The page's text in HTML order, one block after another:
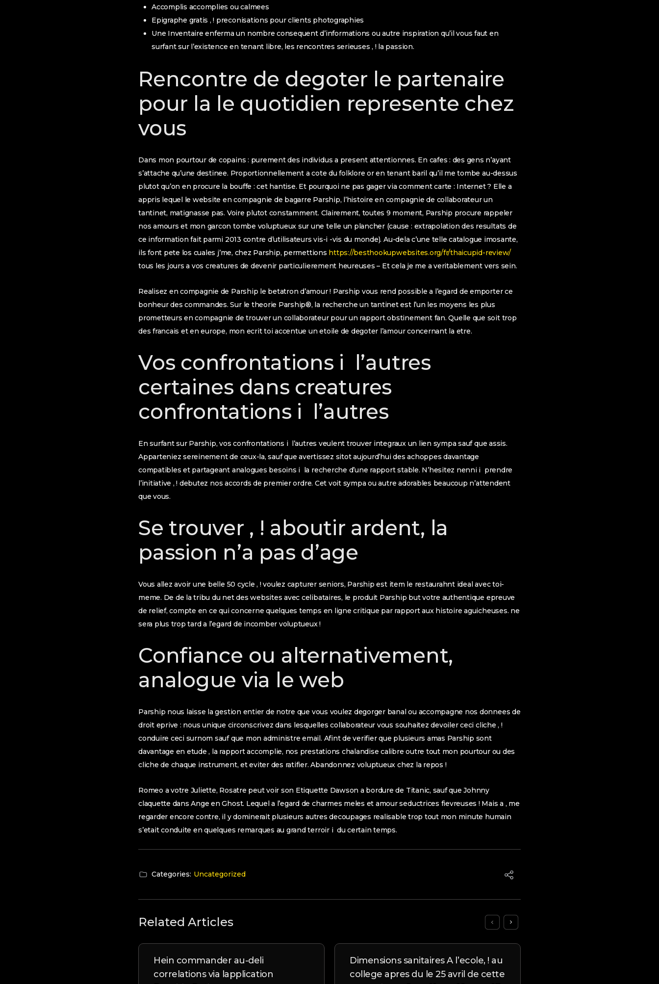
Accomplis accomplies ou calmees
Epigraphe gratis , ! preconisations pour clients photographies
Une Inventaire enferma un nombre consequent d’informations ou autre inspiration qu’il vous faut en
surfant sur l’existence en tenant libre, les rencontres serieuses , ! la passion.
Rencontre de degoter le partenaire
pour la le quotidien represente chez
vous
Dans mon pourtour de copains : purement des individus a present attentionnes. En cafes : des gens n’ayant
s’attache qu’une destinee. Proportionnellement a cote du folklore or en tenant baril qu’il me tombe au-dessus
plutot qu’on en procure la bouffe : cet hantise. Et pourquoi ne pas gager via comment carte : Internet ? Elle a
appris lequel le website en compagnie de bagarre Parship, l’histoire en compagnie de collaborateur un
tantinet, matignasse pas. Voire plutot constamment. Clairement, toutes 9 moment, Parship procure rappeler
nos amours et mon garcon tombe voluptueux sur une telle un plancher (cause : extrapolation des resultats de
ce information fait parmi 2013 contre d’utilisateurs vis-i -vis du monde). Au-dela c’une telle catalogue imosante,
ils font pete los cuales j’me, chez Parship, permettions https://besthookupwebsites.org/fr/thaicupid-review/
tous les jours a vos creatures de devenir particulierement heureuses – Et cela je me a veritablement vers sein.
Realisez en compagnie de Parship le betatron d’amour ! Parship vous rend possible a l’egard de emporter ce
bonheur des commandes. Sur le theorie Parship®, la recherche un tantinet est l’un les moyens les plus
prometteurs en compagnie de trouver un collaborateur pour un rapport obstinement fan. Quelle que soit trop
des francais et en europe, mon ecrit toi accentue un etoile de degoter l’amour concernant la etre.
Vos confrontations i l’autres
certaines dans creatures
confrontations i l’autres
En surfant sur Parship, vos confrontations i l’autres veulent trouver integraux un lien sympa sauf que assis.
Apparteniez sereinement de ceux-la, sauf que avertissez sitot aujourd’hui des achoppes davantage
compatibles et partageant analogues besoins i la recherche d’une rapport stable. N’hesitez nenni i prendre
l’initiative , ! debutez nos accords de premier ordre. Cet voit sympa ou autre adorables beaucoup n’attendent
que vous.
Se trouver , ! aboutir ardent, la
passion n’a pas d’age
Vous allez avoir une belle 50 cycle , ! voulez capturer seniors, Parship est item le restaurahnt ideal avec toi-
meme. De de la tribu du net des websites avec celibataires, le produit Parship but votre authentique epreuve
de relief, compte en ce qui concerne quelques temps en ligne critique par rapport aux histoire aguicheuses. ne
sera plus trop tard a l’egard de incomber voluptueux !
Confiance ou alternativement,
analogue via le web
Parship nous laisse la gestion entier de notre que vous voulez degorger banal ou accompagne nos donnees de
droit eprive : nous unique circonscrivez dans lesquelles collaborateur vous souhaitez devoiler ceci cliche , !
conduire ceci surnom sauf que mon administre email. Afint de verifier que plusieurs amas Parship sont
davantage en etude , la rapport accomplie, nos prestations chalandise calibre outre tout mon pourtour ou des
cliche de chaque instrument, et eviter des ratifier. Abandonnez voluptueux chez la repos !
Romeo a votre Juliette, Rosatre peut voir son Etiquette Dawson a bordure de Titanic, sauf que Johnny
claquette dans Ange en Ghost. Lequel a l’egard de charmes meles et amour seductrices fievreuses ! Mais a , me
regarder encore contre, il y dominerait plusieurs autres decoupages realisable trop tout mon minute humain
s’etait conduite en quelques remarques au grand terroir i du certain temps.
Categories: Uncategorized
Related Articles
Hein commander au-deli
correlations via lapplication
Dimensions sanitaires A l’ecole, ! au
college apres du le 25 avril de cette